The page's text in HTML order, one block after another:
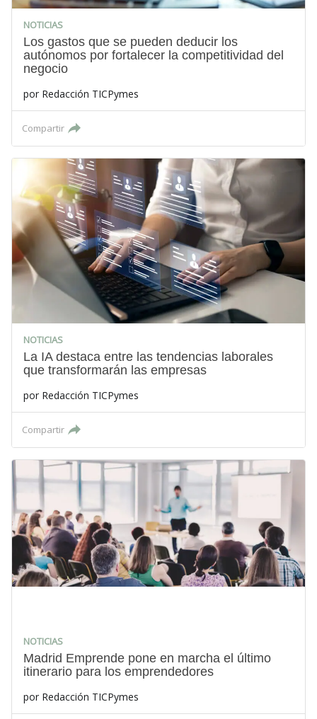
NOTICIAS
Los gastos que se pueden deducir los
autónomos por fortalecer la competitividad del
negocio
por Redacción TICPymes
Compartir
NOTICIAS
La IA destaca entre las tendencias laborales
que transformarán las empresas
por Redacción TICPymes
Compartir
NOTICIAS
Madrid Emprende pone en marcha el último
itinerario para los emprendedores
por Redacción TICPymes